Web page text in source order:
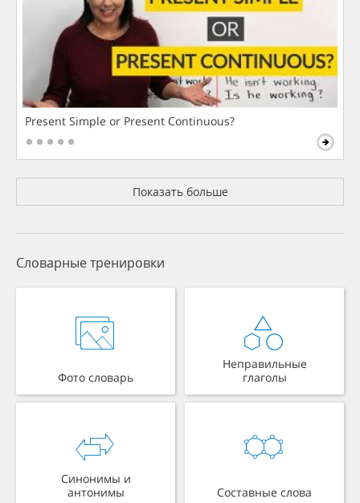
Present Simple or Present Continuous?
Показать больше
Словарные тренировки
Фото словарь
Неправильные
глаголы
Синонимы и
антонимы
Составные слова